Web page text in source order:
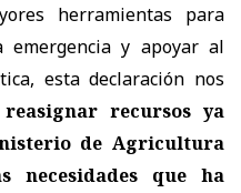
herramientas para
y apoyar al
esta declaración nos
reasignar recursos ya
de Agricultura
necesidades que ha